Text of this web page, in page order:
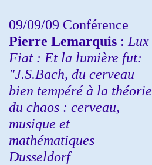
09/09/09 Conférence
Pierre Lemarquis : Lux
Fiat : Et la lumière fut:
"J.S.Bach, du cerveau
bien tempéré à la théorie
du chaos : cerveau,
musique et
mathématiques
Dusseldorf